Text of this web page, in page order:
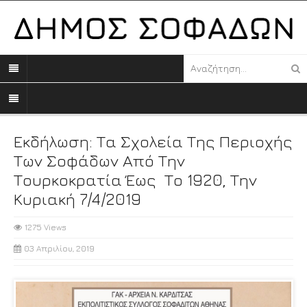
Εκδήλωση: Τα Σχολεία Της Περιοχής
Των Σοφάδων Από Την
Τουρκοκρατία Έως Το 1920, Την
Κυριακή 7/4/2019
1275 Views
03 Απριλίου, 2019